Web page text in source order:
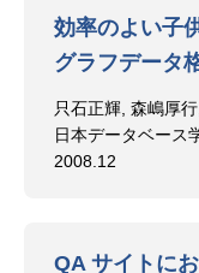
効率のよい子
グラフデータ
只石正輝, 森嶋厚
日本データベース
2008.12
QA サイトに